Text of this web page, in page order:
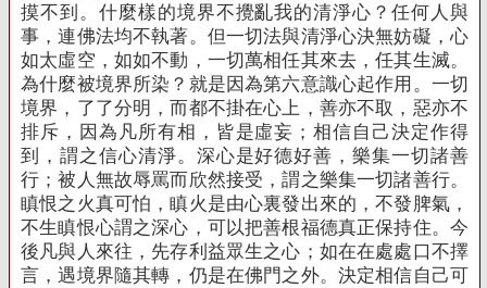
摸不到。什麼樣的境界不攪亂我的清淨心？任何人與
事，連佛法均不執著。但一切法與清淨心決無妨礙，心
如太虛空，如如不動，一切萬相任其來去，任其生滅。
為什麼被境界所染？就是因為第六意識心起作用。一切
境界，了了分明，而都不掛在心上，善亦不取，惡亦不
排斥，因為凡所有相，皆是虛妄；相信自己決定作得
到，謂之信心清淨。深心是好德好善，樂集一切諸善
行；被人無故辱罵而欣然接受，謂之樂集一切諸善行。
瞋恨之火真可怕，瞋火是由心裏發出來的，不發脾氣，
不生瞋恨心謂之深心，可以把善根福德真正保持住。今
後凡與人來往，先存利益眾生之心；如在在處處口不擇
言，遇境界隨其轉，仍是在佛門之外。決定相信自己可